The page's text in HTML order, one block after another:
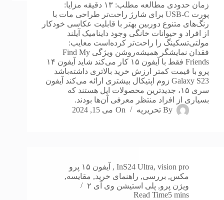
زمان حدودی مطالعه مطلب: ۱۳ دقیقه مزایا:
پورت USB-C برای شارژ راحت‌تر طراحی مات با
رنگ‌های متنوع دوربین بهتر با قابلیت عکاسی خودکار
از افراد و حیوانات خانگی وجود داینامیک آیلند
مولتی‌تسکینگ را راحت‌تر کرده‌است معایب:
فقدان نمایشگر همیشه‌روشن ویژگی Find My
Friends فقط با آیفون ۱۵ کار می‌کند شاید آیفون ۱۴
پرو با قیمت کمتر ارزش خرید بالاتری داشته‌باشد
Galaxy S23 زوم اپتیکال بیشتری ارائه می‌کند آیفون
سری ۱۵، جدیدترین محصولات اپل هستند که
بسیاری از افراد منتظر معرفی آن‌ها بودند.
By تحریریه On می 15, 2024
InS24 Ultra, vision pro
,
آیفون ۱۵ پرو
مکس, بررسی, راهنمای خرید, مقایسه,
ویژن پرو, پلی استیشن وی آی ۲
Read Time5 mins